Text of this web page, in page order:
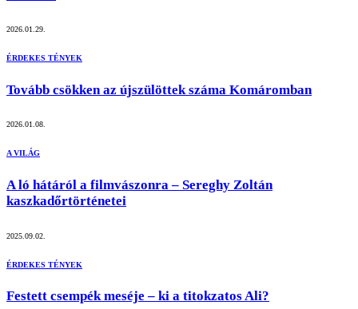
2026.01.29.
ÉRDEKES TÉNYEK
Tovább csökken az újszülöttek száma Komáromban
2026.01.08.
A VILÁG
A ló hátáról a filmvászonra – Sereghy Zoltán
kaszkadőrtörténetei
2025.09.02.
ÉRDEKES TÉNYEK
Festett csempék meséje – ki a titokzatos Ali?